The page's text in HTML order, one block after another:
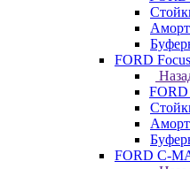
FORD
FORD
FORD С-